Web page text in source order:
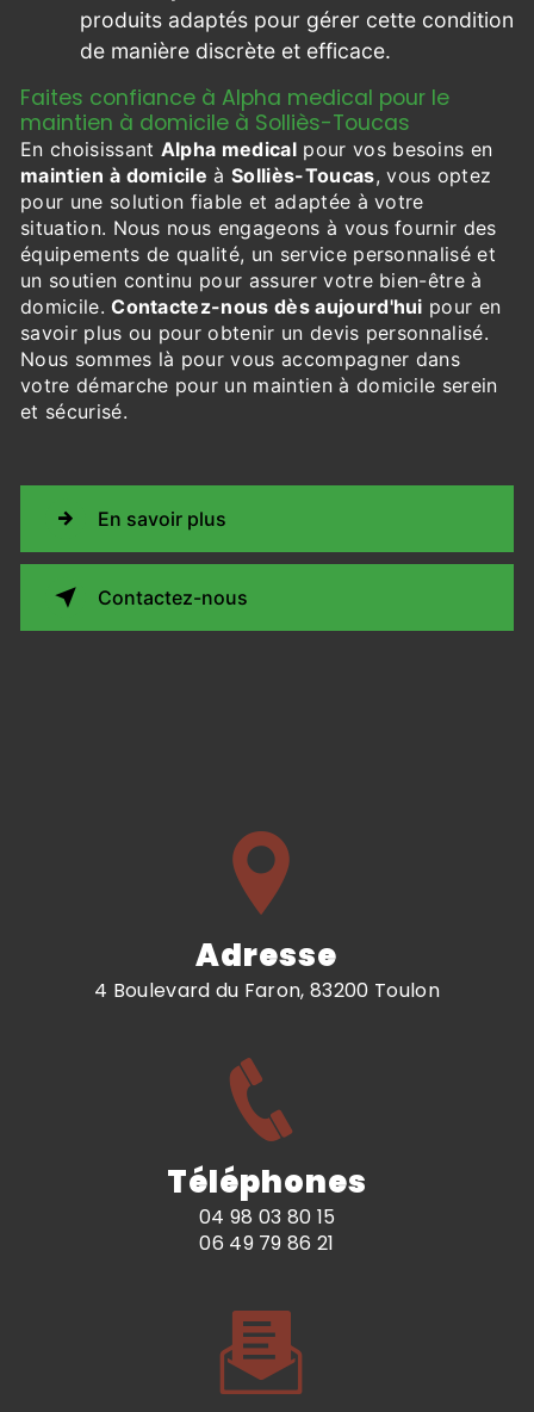
produits adaptés pour gérer cette condition
de manière discrète et efficace.
Faites confiance à Alpha medical pour le
maintien à domicile à Solliès-Toucas
En choisissant Alpha medicalpour vos besoins en
maintien à domicile àSolliès-Toucas, vous optez
pour une solution fiable et adaptée à votre
situation. Nous nous engageons à vous fournir des
équipements de qualité, un service personnalisé et
un soutien continu pour assurer votre bien-être à
domicile.Contactez-nous dès aujourd'hui pour en
savoir plus ou pour obtenir un devis personnalisé.
Nous sommes là pour vous accompagner dans
votre démarche pour un maintien à domicile serein
et sécurisé.
En savoir plus
Contactez-nous
Adresse
4 Boulevard du Faron, 83200 Toulon
Téléphones
04 98 03 80 15
06 49 79 86 21